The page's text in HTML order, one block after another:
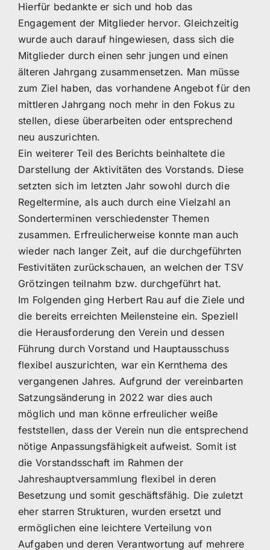
Hierfür bedankte er sich und hob das
Engagement der Mitglieder hervor. Gleichzeitig
wurde auch darauf hingewiesen, dass sich die
Mitglieder durch einen sehr jungen und einen
älteren Jahrgang zusammensetzen. Man müsse
zum Ziel haben, das vorhandene Angebot für den
mittleren Jahrgang noch mehr in den Fokus zu
stellen, diese überarbeiten oder entsprechend
neu auszurichten.
Ein weiterer Teil des Berichts beinhaltete die
Darstellung der Aktivitäten des Vorstands. Diese
setzten sich im letzten Jahr sowohl durch die
Regeltermine, als auch durch eine Vielzahl an
Sonderterminen verschiedenster Themen
zusammen. Erfreulicherweise konnte man auch
wieder nach langer Zeit, auf die durchgeführten
Festivitäten zurückschauen, an welchen der TSV
Grötzingen teilnahm bzw. durchgeführt hat.
Im Folgenden ging Herbert Rau auf die Ziele und
die bereits erreichten Meilensteine ein. Speziell
die Herausforderung den Verein und dessen
Führung durch Vorstand und Hauptausschuss
flexibel auszurichten, war ein Kernthema des
vergangenen Jahres. Aufgrund der vereinbarten
Satzungsänderung in 2022 war dies auch
möglich und man könne erfreulicher weiße
feststellen, dass der Verein nun die entsprechend
nötige Anpassungsfähigkeit aufweist. Somit ist
die Vorstandsschaft im Rahmen der
Jahreshauptversammlung flexibel in deren
Besetzung und somit geschäftsfähig. Die zuletzt
eher starren Strukturen, wurden ersetzt und
ermöglichen eine leichtere Verteilung von
Aufgaben und deren Verantwortung auf mehrere